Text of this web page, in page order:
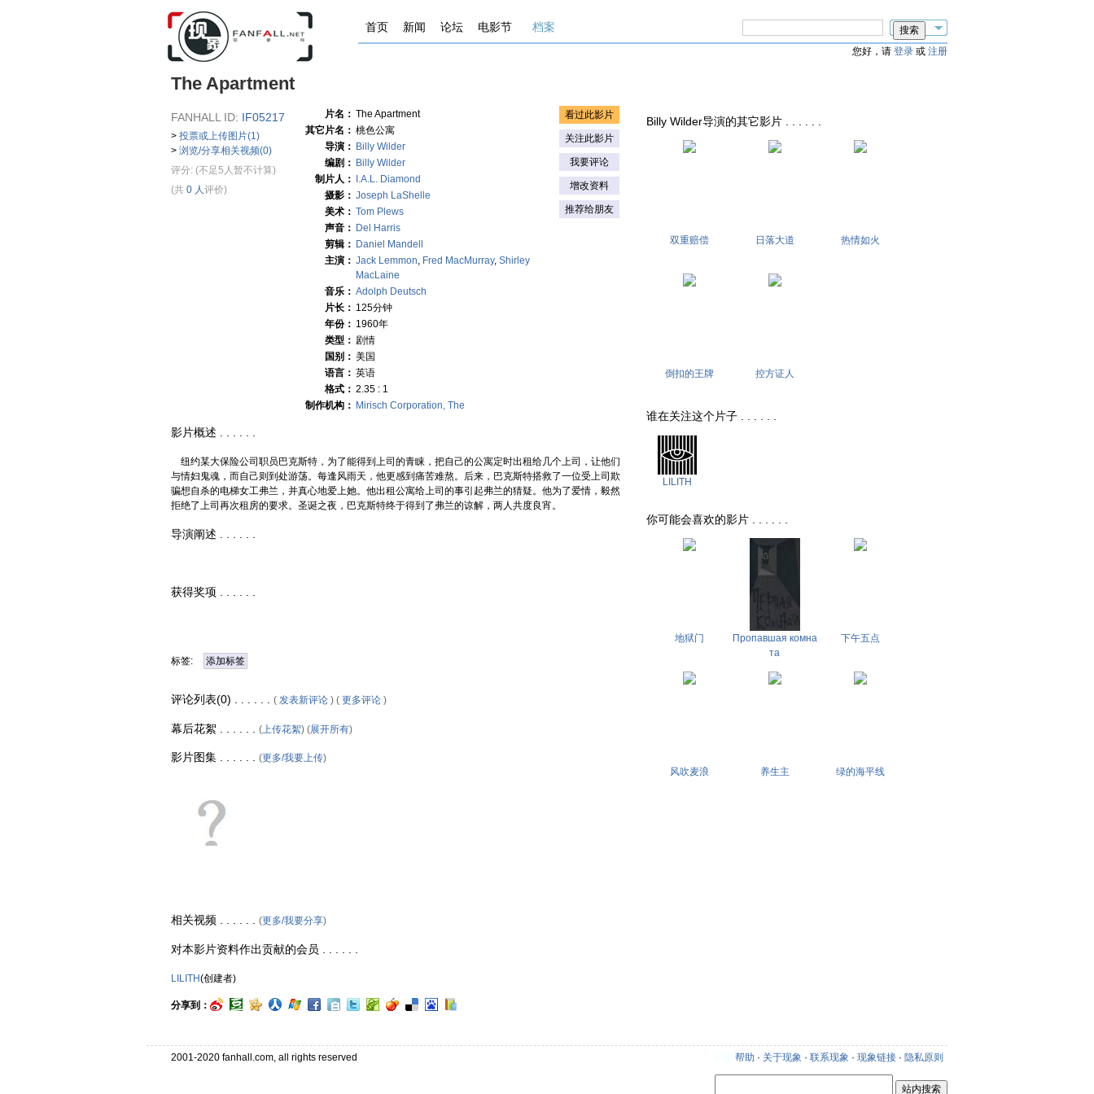
首页 新闻 论坛 电影节 档案
您好，请 登录 或 注册
The Apartment
FANHALL ID: IF05217
> 投票或上传图片(1)
> 浏览/分享相关视频(0)
评分: (不足5人暂不计算)
(共 0 人评价)
片名： The Apartment
其它片名： 桃色公寓
导演： Billy Wilder
编剧： Billy Wilder
制片人：
I.A.L. Diamond
摄影： Joseph LaShelle
美术： Tom Plews
声音： Del Harris
剪辑： Daniel Mandell
主演： Jack Lemmon, Fred MacMurray, Shirley
MacLaine
音乐： Adolph Deutsch
片长： 125分钟
年份： 1960年
类型： 剧情
国别： 美国
语言： 英语
格式： 2.35 : 1
制作机构： Mirisch Corporation, The
看过此影片
关注此影片
我要评论
增改资料
推荐给朋友
影片概述 . . . . . .
纽约某大保险公司职员巴克斯特，为了能得到上司的青睐，把自己的公寓定时出租给几个上司，让他们
与情妇鬼魂，而自己则到处游荡。每逢风雨天，他更感到痛苦难熬。后来，巴克斯特搭救了一位受上司欺
骗想自杀的电梯女工弗兰，并真心地爱上她。他出租公寓给上司的事引起弗兰的猜疑。他为了爱情，毅然
拒绝了上司再次租房的要求。圣诞之夜，巴克斯特终于得到了弗兰的谅解，两人共度良宵。
导演阐述 . . . . . .
获得奖项 . . . . . .
标签: 添加标签
评论列表(0) . . . . . . ( 发表新评论 ) ( 更多评论 )
幕后花絮 . . . . . . (上传花絮) (展开所有)
影片图集 . . . . . . (更多/我要上传)
相关视频 . . . . . . (更多/我要分享)
对本影片资料作出贡献的会员 . . . . . .
LILITH(创建者)
分享到：
Billy Wilder导演的其它影片 . . . . . .
双重赔偿 日落大道 热情如火
倒扣的王牌 控方证人
谁在关注这个片子 . . . . . .
LILITH
你可能会喜欢的影片 . . . . . .
地狱门
Пропавшая комна
та
下午五点
风吹麦浪 养生主 绿的海平线
2001-2020 fanhall.com, all rights reserved 帮助 · 关于现象 · 联系现象 · 现象链接 · 隐私原则